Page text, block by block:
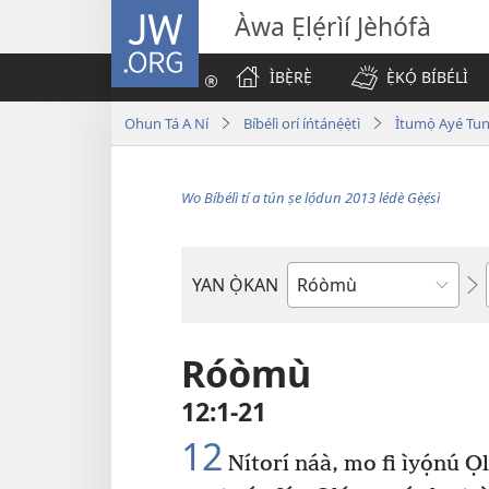
JW.ORG Àwa Ẹlẹ́rìí Jèhófà
ÌBẸ̀RẸ̀
Ẹ̀KỌ́ BÍBÉLÌ
Ohun Tá A Ní Bíbélì orí íńtánẹ́ẹ̀tì Ìtumọ̀ Ayé
Wo Bíbélì tí a tún ṣe lọ́dun 2013 lédè Gẹ̀ẹ́sì
YAN Ọ̀KAN
Ìwé
Róòmù
12:1-21
12 Nítorí náà, mo fi ìyọ́nú